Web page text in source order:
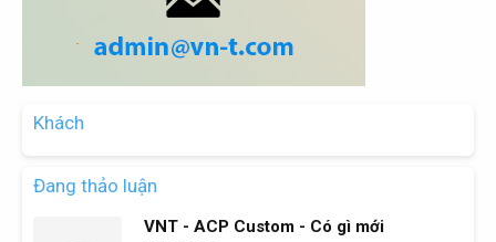
Khách
Đang thảo luận
VNT - ACP Custom - Có gì mới